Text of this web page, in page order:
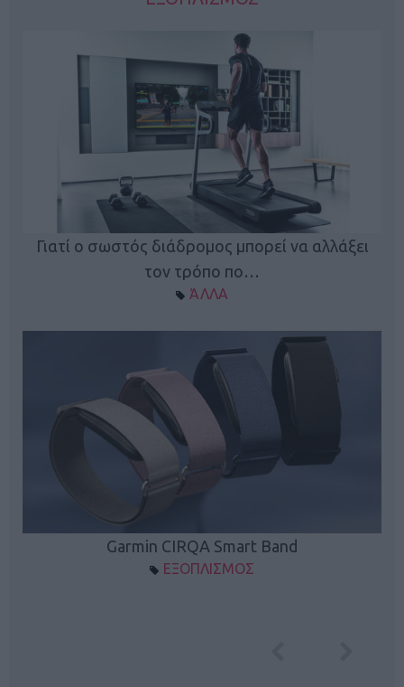
Γιατί ο σωστός διάδρομος μπορεί να αλλάξει
τον τρόπο πο…
ΆΛΛΑ
Garmin CIRQA Smart Band
ΕΞΟΠΛΙΣΜΟΣ